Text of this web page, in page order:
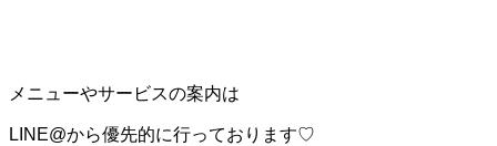
メニューやサービスの案内は
LINE@から優先的に行っております♡